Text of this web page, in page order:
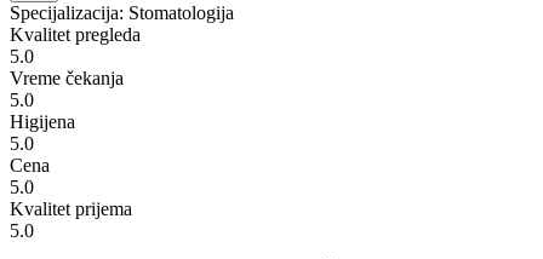
Specijalizacija: Stomatologija
Kvalitet pregleda
5.0
Vreme čekanja
5.0
Higijena
5.0
Cena
5.0
Kvalitet prijema
5.0